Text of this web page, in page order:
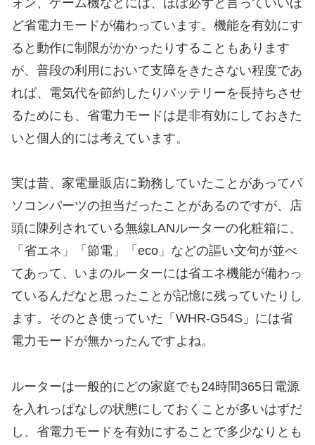
ォン、ゲーム機などには、ほぼ必ずと言っていいほ
ど省電力モードが備わっています。機能を有効にす
ると動作に制限がかかったりすることもあります
が、普段の利用において支障をきたさない程度であ
れば、電気代を節約したりバッテリーを長持ちさせ
るためにも、省電力モードは是非有効にしておきた
いと個人的には考えています。
実は昔、家電量販店に勤務していたことがあってパ
ソコンパーツの担当だったことがあるのですが、店
頭に陳列されている無線LANルーターの化粧箱に、
「省エネ」「節電」「eco」などの謳い文句が並べ
てあって、いまのルーターには省エネ機能が備わっ
ているんだなと思ったことが記憶に残っていたりし
ます。そのとき使っていた「WHR-G54S」には省
電力モードが無かったんですよね。
ルーターは一般的にどの家庭でも24時間365日電源
を入れっぱなしの状態にしておくことが多いはずだ
し、省電力モードを有効にすることで多少なりとも